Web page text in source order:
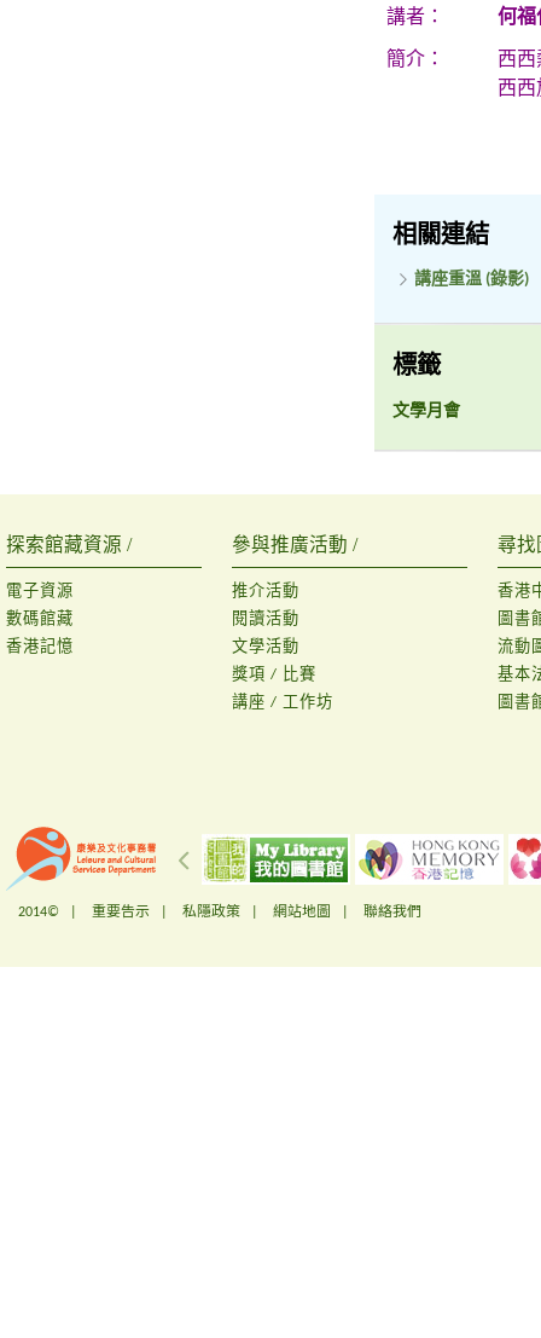
講者： 何福
簡介：
西
西
相關連結
講座重溫 (錄影)
標籤
文學月會
探索館藏資源 /
電子資源
數碼館藏
香港記憶
參與推廣活動 /
推介活動
閱讀活動
文學活動
獎項 / 比賽
講座 / 工作坊
尋找
香港
圖書
流動
基本
圖書
2014© | 重要告示 私隱政策 網站地圖 聯絡我們